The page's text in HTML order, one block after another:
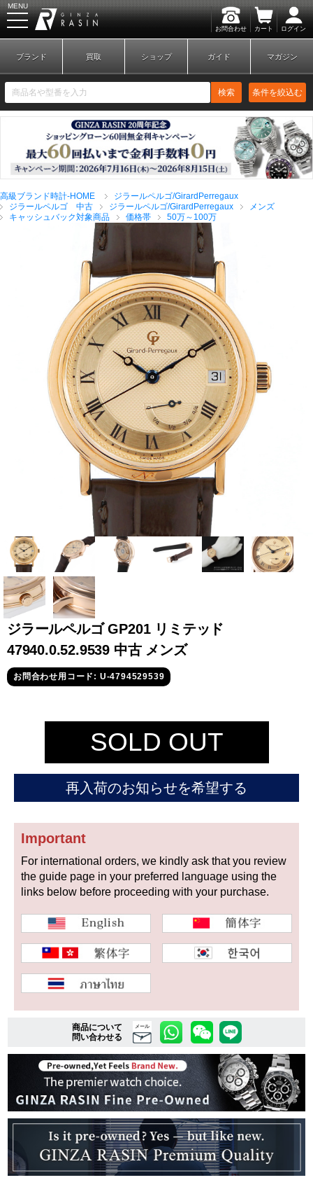
お問合わせ カート ログイン
MENU
新規会員登録 ログイン
ブランドから探す
全てのブランドを見
る
ロレックス
パテック
フィリップ
オーデマピゲ ウブロ
グランド
セイコー
コンスタンタン
新品 未使用品
中古品 アンティーク品
WEB限定品 SALE
複数条件で商品を絞り込む
ご利用ガイド
GINZA RASINのプレミアムクオリティについて
送料・お支払方法
ショッピングローンの流れ
ブランド 買取 ショップ ガイド マガジン
検索 条件を絞込む
高級ブランド時計-HOME
ジラールペルゴ/GirardPerregaux
ジラールペルゴ 中古
ジラールペルゴ/GirardPerregaux
メンズ
キャッシュバック対象商品
価格帯 50万～100万
ジラールペルゴ GP201 リミテッド
47940.0.52.9539 中古 メンズ
お問合わせ用コード: U-4794529539
SOLD OUT
再入荷のお知らせを希望する
Important
For international orders, we kindly ask that you review
the guide page in your preferred language using the
links below before proceeding with your purchase.
商品について
問い合わせる
メール